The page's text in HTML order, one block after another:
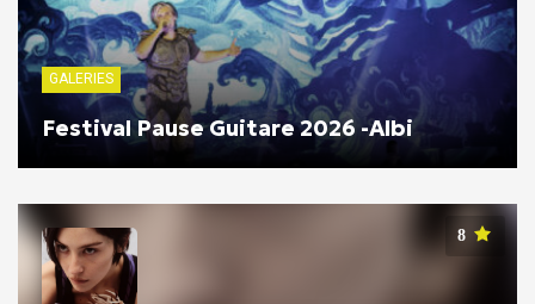
GALERIES
Festival Pause Guitare 2026 -Albi
8